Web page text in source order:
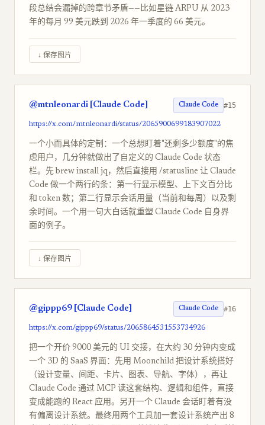
段总结会漏掉的跨章节矛盾——比如星链 ARPU 从 2023
年的每月 99 美元跌到 2026 年一季度的 66 美元。
↓ 保存图片
@mtnleonardi [Claude Code] Claude Code #15
https://x.com/mtnleonardi/status/2065900699183907022
一个小而具体的定制：一个总想盯着"还剩多少额度"的焦
虑用户，几分钟就做出了自定义的 Claude Code 状态
栏。先 brew install jq，然后直接用 /statusline 让 Claude
Code 做一个两行的条：第一行显示模型、上下文百分比
和 token 数；第二行显示会话用量（当前和每周）以及剩
余时间。一个用一句大白话就重塑 Claude Code 自身界
面的例子。
↓ 保存图片
@gippp69 [Claude Code] Claude Code #16
https://x.com/gippp69/status/2065864531553734926
把一个开价 9000 美元的 UI 交接，在大约 30 分钟内变成
一个 3D 的 SaaS 界面：先用 Moonchild 把设计系统搭好
（设计变量、间距、卡片、图表、导航、字体），再让
Claude Code 通过 MCP 读这套结构、逻辑和组件，直接
变成能跑的 React 应用。另开一个 Claude 会话盯着有没
有偏离设计系统。最终用两个工具加一套设计系统产出 8